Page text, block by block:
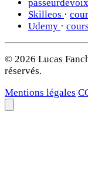
Skilleos ·
Udemy ·
© 2026 Lucas
réservés.
Mentions légales